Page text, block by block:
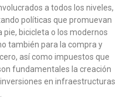
a todos los niveles,
políticas que promuevan
bicicleta o los modernos
también para la compra y
así como impuestos que
fundamentales la creación
en infraestructuras